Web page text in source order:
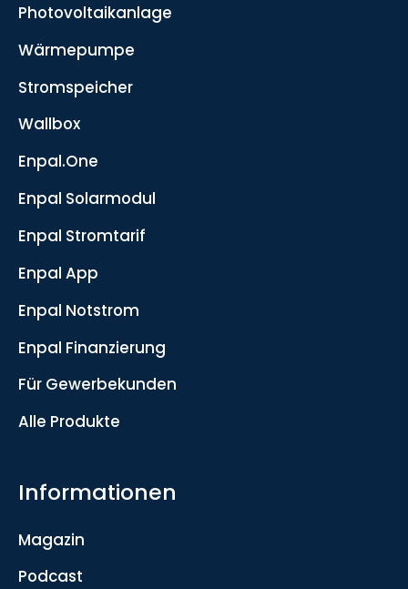
Photovoltaikanlage
Wärmepumpe
Stromspeicher
Wallbox
Enpal.One
Enpal Solarmodul
Enpal Stromtarif
Enpal App
Enpal Notstrom
Enpal Finanzierung
Für Gewerbekunden
Alle Produkte
Informationen
Magazin
Podcast